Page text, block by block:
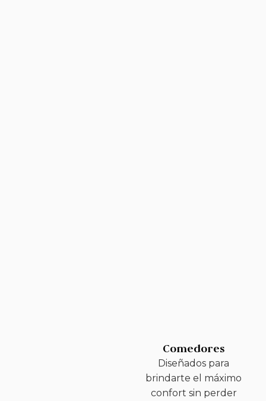
Comedores
Diseñados para
brindarte el máximo
confort sin perder